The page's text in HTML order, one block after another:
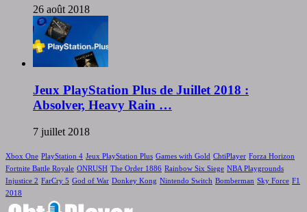
26 août 2018
Jeux PlayStation Plus de Juillet 2018 :
Absolver, Heavy Rain …
7 juillet 2018
Xbox One PlayStation 4 Jeux PlayStation Plus Games with Gold ChtiPlayer Forza Horizon
Fortnite Battle Royale ONRUSH The Order 1886 Rainbow Six Siege NBA Playgrounds
Injustice 2 FarCry 5 God of War Donkey Kong Nintendo Switch Bomberman Sky Force F1
2018